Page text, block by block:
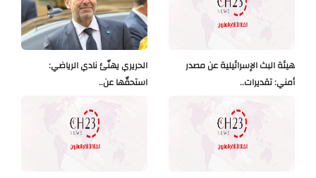
الحريري يهنّئ نادي الرياضي:
استحقّها عن..
هيئة البث الإسرائيلية عن مصدر
أمني: تقديرات..